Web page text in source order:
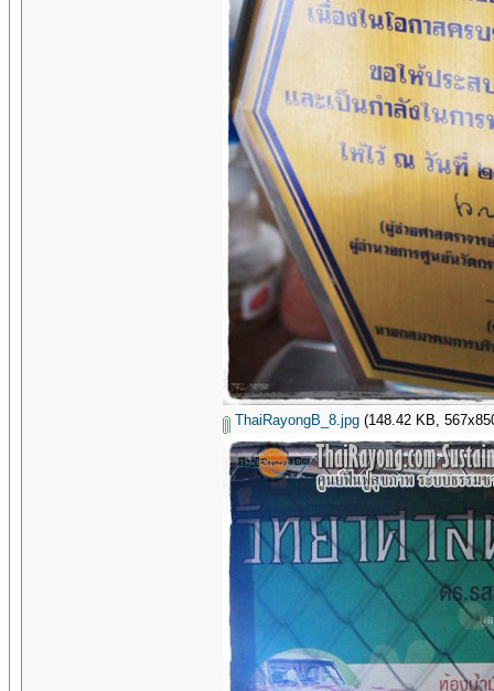
ThaiRayongB_8.jpg (148.42 KB,